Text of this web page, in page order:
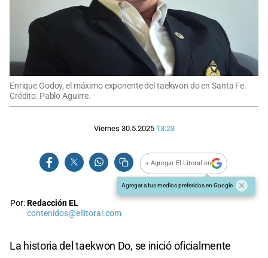
Enrique Godoy, el máximo exponente del taekwon do en Santa Fe.
Crédito: Pablo Aguirre.
Viernes 30.5.2025 13:23
+ Agregar El Litoral en
Agregar a tus medios preferidos en Google
Por:Redacción EL
contenidos@ellitoral.com
La historia del taekwon Do, se inició oficialmente